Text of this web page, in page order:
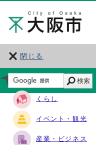
閉じる
サイト・ナビ
くらし
イベント・観光
産業・ビジネス
検索